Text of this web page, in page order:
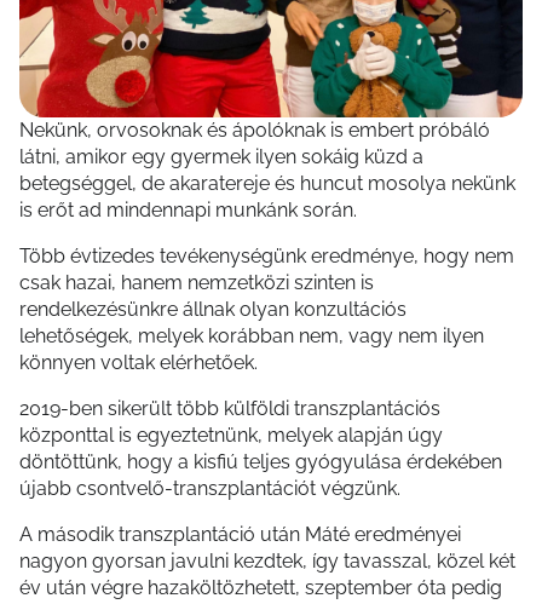
Nekünk, orvosoknak és ápolóknak is embert próbáló
látni, amikor egy gyermek ilyen sokáig küzd a
betegséggel, de akaratereje és huncut mosolya nekünk
is erőt ad mindennapi munkánk során.
Több évtizedes tevékenységünk eredménye, hogy nem
csak hazai, hanem nemzetközi szinten is
rendelkezésünkre állnak olyan konzultációs
lehetőségek, melyek korábban nem, vagy nem ilyen
könnyen voltak elérhetőek.
2019-ben sikerült több külföldi transzplantációs
központtal is egyeztetnünk, melyek alapján úgy
döntöttünk, hogy a kisfiú teljes gyógyulása érdekében
újabb csontvelő-transzplantációt végzünk.
A második transzplantáció után Máté eredményei
nagyon gyorsan javulni kezdtek, így tavasszal, közel két
év után végre hazaköltözhetett, szeptember óta pedig